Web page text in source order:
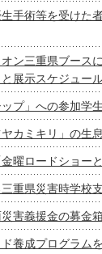
生手術等を受けた
ン三重県ブース
展示スケジュー
プ」への参加学
カミキリ」の生
曜ロードショー
重県災害時学校
害義援金の募金
養成プログラム